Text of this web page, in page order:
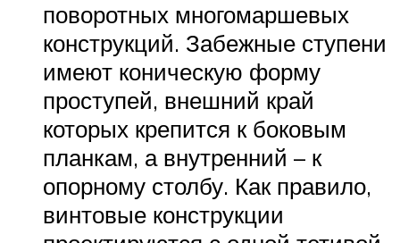
поворотных многомаршевых
конструкций. Забежные ступени
имеют коническую форму
проступей, внешний край
которых крепится к боковым
планкам, а внутренний – к
опорному столбу. Как правило,
винтовые конструкции